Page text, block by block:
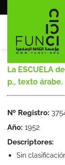
al
La ESCUELA
p., texto árabe.
Nº Registro:
Año: 1952
Descriptores:
Sin